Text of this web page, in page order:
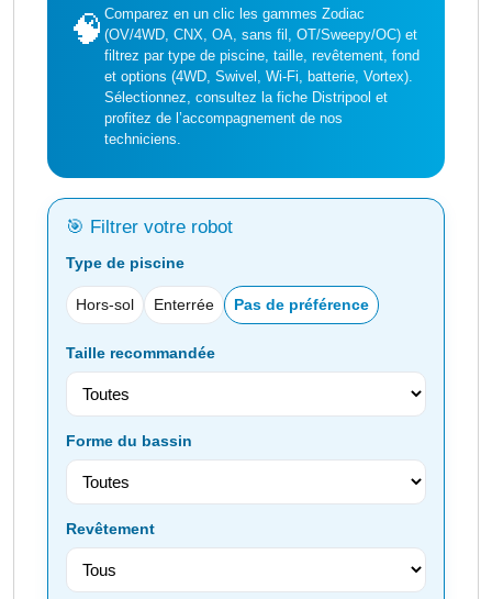
🧠 Comparez en un clic les gammes Zodiac
(OV/4WD, CNX, OA, sans fil, OT/Sweepy/OC) et
filtrez par type de piscine, taille, revêtement, fond
et options (4WD, Swivel, Wi-Fi, batterie, Vortex).
Sélectionnez, consultez la fiche Distripool et
profitez de l’accompagnement de nos
techniciens.
🎯 Filtrer votre robot
Type de piscine
Hors-sol Enterrée Pas de préférence
Taille recommandée
Forme du bassin
Revêtement